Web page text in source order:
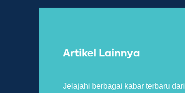
Artikel Lainnya
Jelajahi berbagai kabar terbaru dari